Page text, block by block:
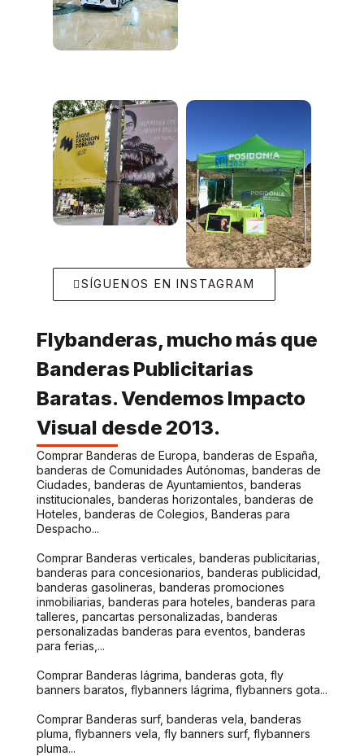
SÍGUENOS EN INSTAGRAM
Flybanderas, mucho más que
Banderas Publicitarias
Baratas. Vendemos Impacto
Visual desde 2013.
Comprar Banderas de Europa, banderas de España,
banderas de Comunidades Autónomas, banderas de
Ciudades, banderas de Ayuntamientos, banderas
institucionales, banderas horizontales, banderas de
Hoteles, banderas de Colegios, Banderas para
Despacho...
Comprar Banderas verticales, banderas publicitarias,
banderas para concesionarios, banderas publicidad,
banderas gasolineras, banderas promociones
inmobiliarias, banderas para hoteles, banderas para
talleres, pancartas personalizadas, banderas
personalizadas banderas para eventos, banderas
para ferias,...
Comprar Banderas lágrima, banderas gota, fly
banners baratos, flybanners lágrima, flybanners gota...
Comprar Banderas surf, banderas vela, banderas
pluma, flybanners vela, fly banners surf, flybanners
pluma...